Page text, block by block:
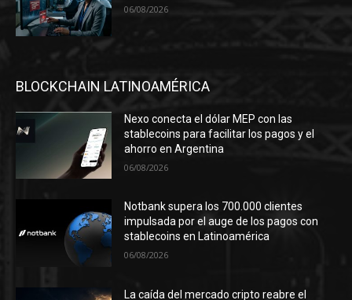
06/08/2026
BLOCKCHAIN LATINOAMÉRICA
Nexo conecta el dólar MEP con las
stablecoins para facilitar los pagos y el
ahorro en Argentina
06/08/2026
Notbank supera los 700.000 clientes
impulsada por el auge de los pagos con
stablecoins en Latinoamérica
06/08/2026
La caída del mercado cripto reabre el